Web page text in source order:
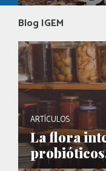
Blog IGEM
ARTÍCULOS
La flora